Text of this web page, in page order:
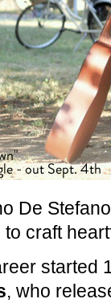
De
to craft
started
, who